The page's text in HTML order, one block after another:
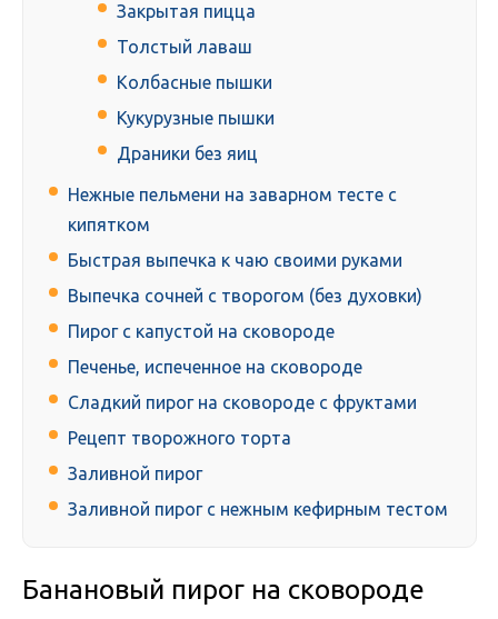
Закрытая пицца
Толстый лаваш
Колбасные пышки
Кукурузные пышки
Драники без яиц
Нежные пельмени на заварном тесте с
кипятком
Быстрая выпечка к чаю своими руками
Выпечка сочней с творогом (без духовки)
Πирoг с капyстoй на скoвoрoдe
Печенье, испеченное на сковороде
Сладкий пирог на сковороде с фруктами
Рецепт творожного торта
Заливной пирог
Заливной пирог с нежным кефирным тестом
Бананoвый пирoг на скoвoрoдe